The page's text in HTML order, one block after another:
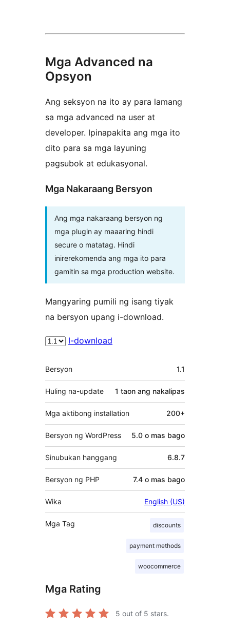
Mga Advanced na
Opsyon
Ang seksyon na ito ay para lamang
sa mga advanced na user at
developer. Ipinapakita ang mga ito
dito para sa mga layuning
pagsubok at edukasyonal.
Mga Nakaraang Bersyon
Ang mga nakaraang bersyon ng
mga plugin ay maaaring hindi
secure o matatag. Hindi
inirerekomenda ang mga ito para
gamitin sa mga production website.
Mangyaring pumili ng isang tiyak
na bersyon upang i-download.
I-download
Meta
Bersyon 1.1
Huling na-update 1 taon ang nakalipas
Mga aktibong installation 200+
Bersyon ng WordPress 5.0 o mas bago
Sinubukan hanggang 6.8.7
Bersyon ng PHP 7.4 o mas bago
Wika English (US)
Mga Tag discounts
payment methods
woocommerce
Mga Rating
5 out of 5 stars.